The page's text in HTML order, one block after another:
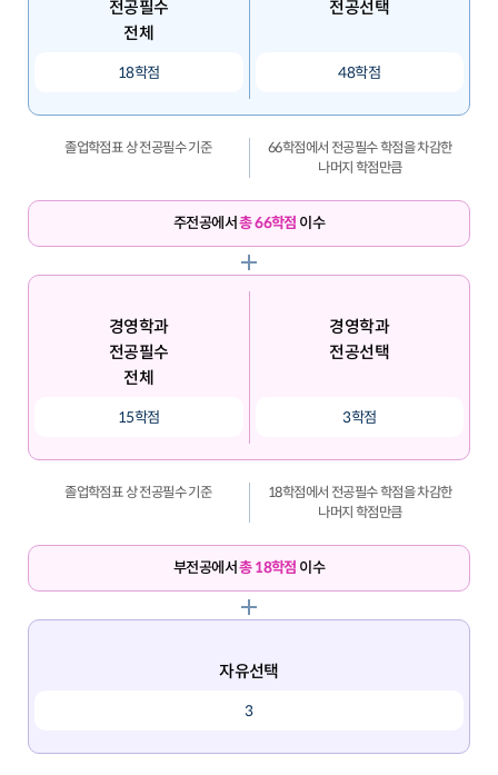
전공필수
전체
18학점
전공선택
48학점
졸업학점표 상 전공필수 기준
66학점에서 전공필수 학점을 차감한
나머지 학점만큼
주전공에서총 66학점 이수
경영학과
전공필수
전체
15학점
경영학과
전공선택
3학점
졸업학점표 상 전공필수 기준
18학점에서 전공필수 학점을 차감한
나머지 학점만큼
부전공에서총 18학점 이수
자유선택
3